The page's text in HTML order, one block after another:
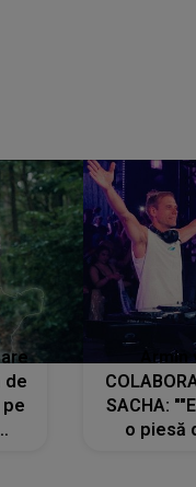
de
pe
SACHA:
o piesă